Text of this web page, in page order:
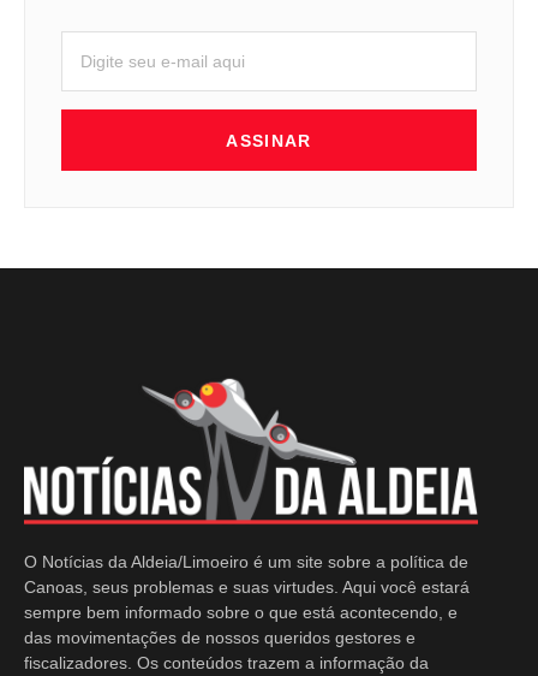
ASSINAR
O Notícias da Aldeia/Limoeiro é um site sobre a política de
Canoas, seus problemas e suas virtudes. Aqui você estará
sempre bem informado sobre o que está acontecendo, e
das movimentações de nossos queridos gestores e
fiscalizadores. Os conteúdos trazem a informação da